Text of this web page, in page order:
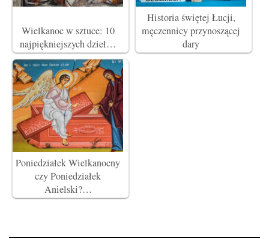
Wielkanoc w sztuce: 10
najpiękniejszych dzieł…
Historia świętej Łucji,
męczennicy przynoszącej
dary
Poniedziałek Wielkanocny
czy Poniedziałek
Anielski?…